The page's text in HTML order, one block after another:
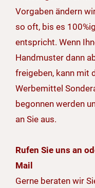
Vorgaben ändern
so oft, bis es
entspricht. Wenn
Handmuster dann
freigeben, kann mit
Werbemittel
begonnen werden
an Sie aus.
Rufen Sie uns an
Mail
Gerne beraten wir